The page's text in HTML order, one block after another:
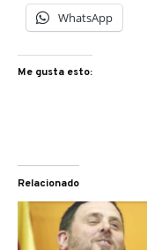
WhatsApp
Me gusta esto:
Relacionado